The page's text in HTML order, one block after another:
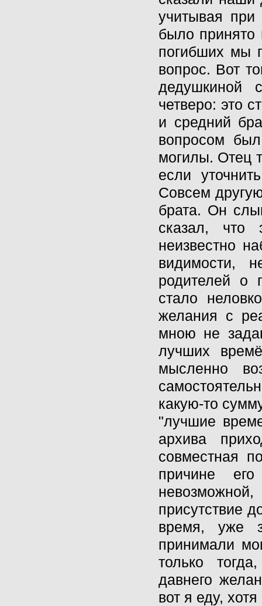
учитывая при
было принято
погибших мы
вопрос. Вот
дедушкиной
четверо: это
и средний
вопросом
могилы. Отец
если
Совсем
брата. Он
сказал, что
неизвестно
видимости,
родителей о
стало
желания с
мною не
лучших
мысленно
какую-то
"лучшие
архива
совместная
причине
присутствие
время, уже
принимали
только
давнего
вот я еду,